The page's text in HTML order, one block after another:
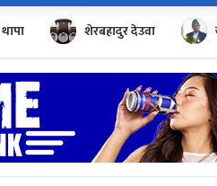
शेरबहादुर देउवा